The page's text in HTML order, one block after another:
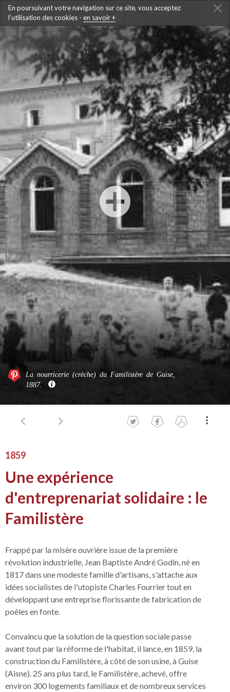
RETOUR À LA FRISE
La nourricerie (crèche) du Familistère de Guise,
1887.
1859
Une expérience
d'entreprenariat solidaire : le
Familistère
Frappé par la misère ouvrière issue de la première
révolution industrielle, Jean Baptiste André Godin, né en
1817 dans une modeste famille d'artisans, s'attache aux
idées socialistes de l'utopiste Charles Fourrier tout en
développant une entreprise florissante de fabrication de
poêles en fonte.
Convaincu que la solution de la question sociale passe
avant tout par la réforme de l'habitat, il lance, en 1859, la
construction du Familistère, à côté de son usine, à Guise
(Aisne). 25 ans plus tard, le Familistère, achevé, offre
environ 300 logements familiaux et de nombreux services
En poursuivant votre navigation sur ce site, vous acceptez
l’utilisation des cookies - en savoir +